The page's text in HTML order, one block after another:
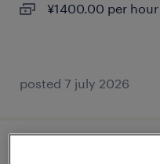
¥1400.00 per hour
posted 7 july 2026